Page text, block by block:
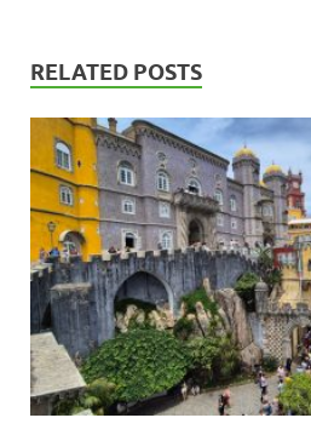
RELATED POSTS